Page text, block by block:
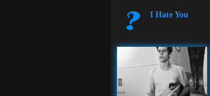
I Hate You